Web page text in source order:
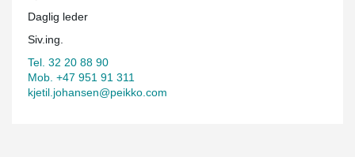
Daglig leder
Siv.ing.
Tel. 32 20 88 90
Mob. +47 951 91 311
kjetil.johansen@peikko.com